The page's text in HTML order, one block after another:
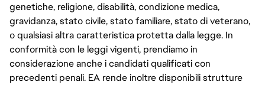
genetiche, religione, disabilità, condizione medica,
gravidanza, stato civile, stato familiare, stato di veterano,
o qualsiasi altra caratteristica protetta dalla legge. In
conformità con le leggi vigenti, prendiamo in
considerazione anche i candidati qualificati con
precedenti penali. EA rende inoltre disponibili strutture